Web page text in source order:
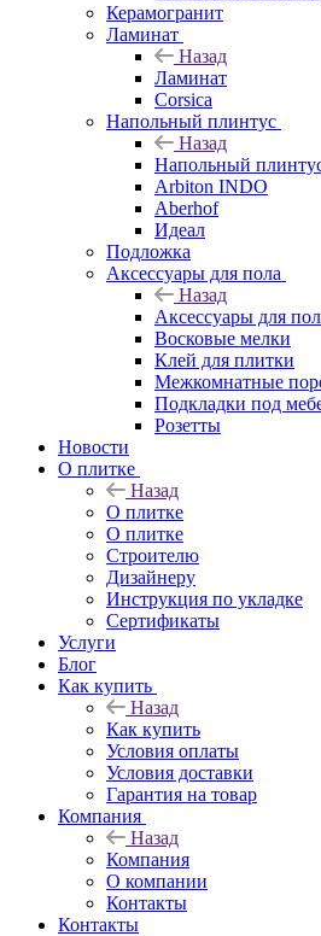
Керамогранит
Ламинат
Назад
Ламинат
Corsica
Напольный плинтус
Назад
Напольный
Arbiton INDO
Aberhof
Идеал
Подложка
Аксессуары для пола
Назад
Аксессуары для
Восковые мелки
Клей для плитки
Межкомнатные
Подкладки под
Розетты
Новости
О плитке
Назад
О плитке
О плитке
Строителю
Дизайнеру
Инструкция по укладке
Сертификаты
Услуги
Блог
Как купить
Назад
Как купить
Условия оплаты
Условия доставки
Гарантия на товар
Компания
Назад
Компания
О компании
Контакты
Контакты